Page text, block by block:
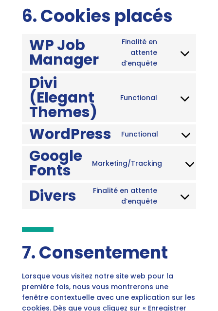
6. Cookies placés
WP Job
Manager
Finalité en
attente
d’enquête
Consent
Divi
(Elegant
Themes)
Functional
Consent
WordPress Functional
Consent
service
Google
Fonts Marketing/Tracking
Consent
google-
Divers
Finalité en attente
d’enquête
Consent
7. Consentement
Lorsque vous visitez notre site web pour la
première fois, nous vous montrerons une
fenêtre contextuelle avec une explication sur les
cookies. Dès que vous cliquez sur « Enregistrer